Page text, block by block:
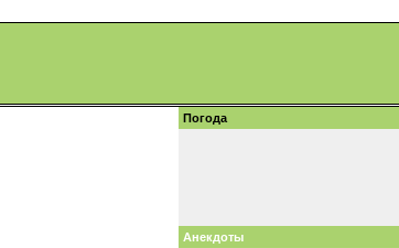
Погода
Анекдоты